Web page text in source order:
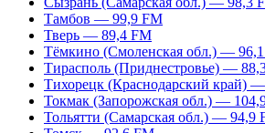
Тамбов — 99,9 FM
Тверь — 89,4 FM
Тёмкино (Смоленская обл.) —
Тирасполь (Приднестровье) —
Тихорецк (Краснодарский край)
Токмак (Запорожская обл.) —
Тольятти (Самарская обл.) — 94,9